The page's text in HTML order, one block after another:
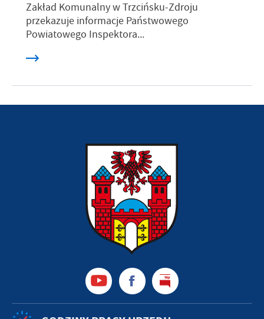
Zakład Komunalny w Trzcińsku-Zdroju
przekazuje informacje Państwowego
Powiatowego Inspektora...